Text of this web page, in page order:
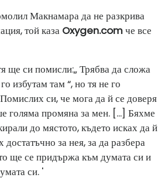
Макнамара да не разкрива
той каза Oxygen.comче все
ще си помисли:„ Трябва да сложа
избутам там “, но тя не го
си, че мога да й се доверя
голяма промяна за мен. [...] Бяхме
до мястото, където исках да й
за нея, за да разбера
ще се придържа към думата си и
си. '